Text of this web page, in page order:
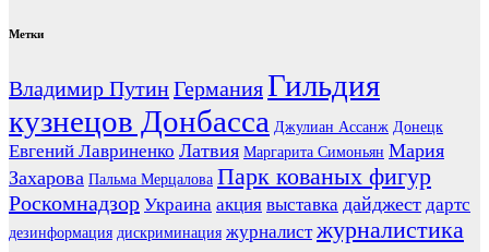
Метки
Владимир ПутинГерманияГильдия
кузнецов Донбасса Джулиан Ассанж Донецк
Евгений Лавриненко Латвия Маргарита Симоньян Мария
Захарова Пальма Мерцалова Парк кованых фигур
Роскомнадзор Украина акция выставка дайджест дартс
дезинформация дискриминация журналист журналистика